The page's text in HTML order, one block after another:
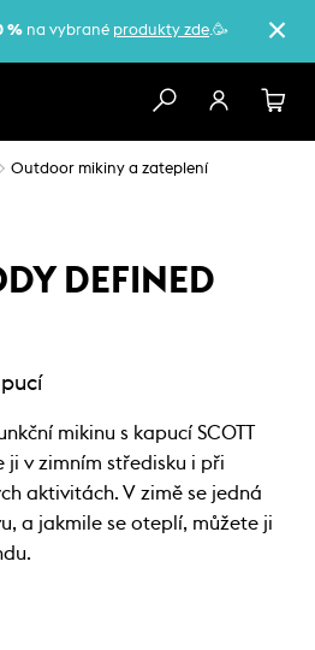
% na vybrané produkty zde.🥳
Outdoor mikiny a zateplení
DEFINED
mikinu s kapucí SCOTT
ji v zimním středisku i při
aktivitách. V zimě se jedná
a jakmile se oteplí, můžete ji